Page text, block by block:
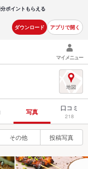
ポイントもらえる
ダウンロード アプリで開く
マイメニュー
写真 口コミ
218
その他 投稿写真